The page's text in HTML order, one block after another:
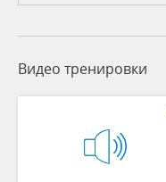
Видео тренировки